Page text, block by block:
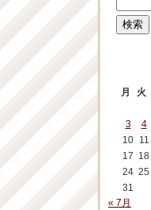
月
火
3
4
10 11
17 18
24 25
31
« 7月